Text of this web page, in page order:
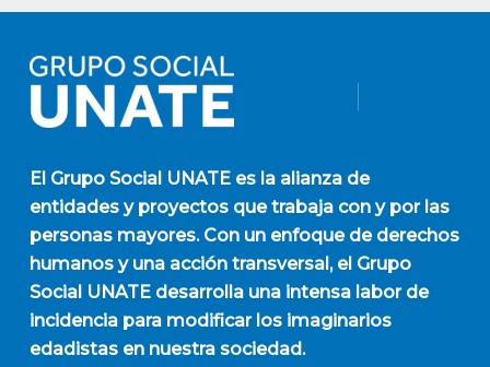
El Grupo Social UNATEes la alianza de
entidades y proyectos que trabaja con y por las
personas mayores. Con un enfoque de derechos
humanos y una acción transversal, el Grupo
Social UNATE desarrolla una intensa labor de
incidencia para modificar los imaginarios
edadistas en nuestra sociedad.